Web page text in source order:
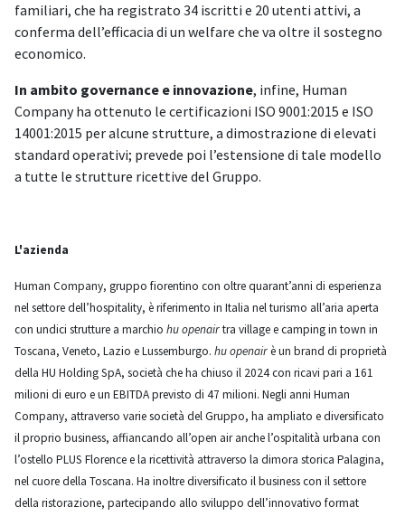
familiari, che ha registrato 34 iscritti e 20 utenti attivi, a
conferma dell’efficacia di un welfare che va oltre il sostegno
economico.
In ambito governance e innovazione, infine, Human
Company ha ottenuto le certificazioni ISO 9001:2015 e ISO
14001:2015 per alcune strutture, a dimostrazione di elevati
standard operativi; prevede poi l’estensione di tale modello
a tutte le strutture ricettive del Gruppo.
L'azienda
Human Company, gruppo fiorentino con oltre quarant’anni di esperienza
nel settore dell’hospitality, è riferimento in Italia nel turismo all’aria aperta
con undici strutture a marchio hu openairtra village e camping in town in
Toscana, Veneto, Lazio e Lussemburgo. hu openairè un brand di proprietà
della HU Holding SpA, società che ha chiuso il 2024 con ricavi pari a 161
milioni di euro e un EBITDA previsto di 47 milioni. Negli anni Human
Company, attraverso varie società del Gruppo, ha ampliato e diversificato
il proprio business, affiancando all’open air anche l’ospitalità urbana con
l’ostello PLUS Florence e la ricettività attraverso la dimora storica Palagina,
nel cuore della Toscana. Ha inoltre diversificato il business con il settore
della ristorazione, partecipando allo sviluppo dell’innovativo format